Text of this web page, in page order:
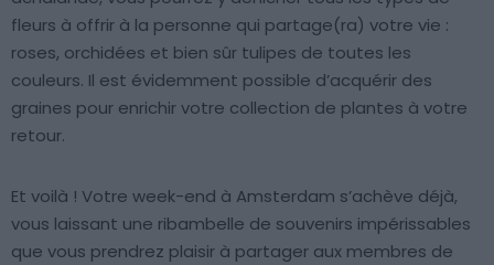
fleurs à offrir à la personne qui partage(ra) votre vie :
roses, orchidées et bien sûr tulipes de toutes les
couleurs. Il est évidemment possible d’acquérir des
graines pour enrichir votre collection de plantes à votre
retour.
Et voilà ! Votre week-end à Amsterdam s’achève déjà,
vous laissant une ribambelle de souvenirs impérissables
que vous prendrez plaisir à partager aux membres de